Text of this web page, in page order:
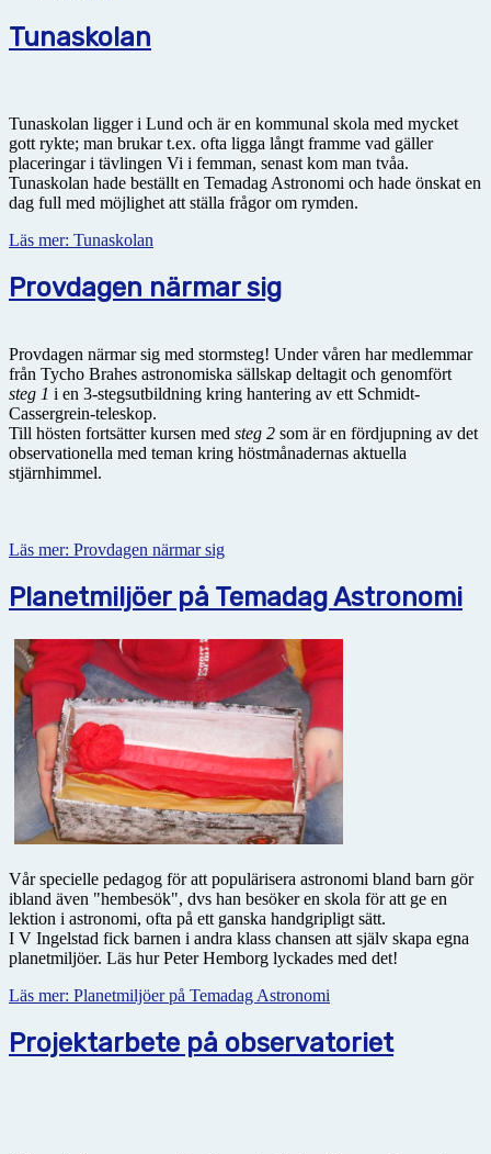
Tunaskolan
Tunaskolan ligger i Lund och är en kommunal skola med mycket
gott rykte; man brukar t.ex. ofta ligga långt framme vad gäller
placeringar i tävlingen Vi i femman, senast kom man tvåa.
Tunaskolan hade beställt en Temadag Astronomi och hade önskat en
dag full med möjlighet att ställa frågor om rymden.
Läs mer: Tunaskolan
Provdagen närmar sig
Provdagen närmar sig med stormsteg! Under våren har medlemmar
från Tycho Brahes astronomiska sällskap deltagit och genomfört
steg 1 i en 3-stegsutbildning kring hantering av ett Schmidt-
Cassergrein-teleskop.
Till hösten fortsätter kursen med steg 2 som är en fördjupning av det
observationella med teman kring höstmånadernas aktuella
stjärnhimmel.
Läs mer: Provdagen närmar sig
Planetmiljöer på Temadag Astronomi
Vår specielle pedagog för att populärisera astronomi bland barn gör
ibland även "hembesök", dvs han besöker en skola för att ge en
lektion i astronomi, ofta på ett ganska handgripligt sätt.
I V Ingelstad fick barnen i andra klass chansen att själv skapa egna
planetmiljöer. Läs hur Peter Hemborg lyckades med det!
Läs mer: Planetmiljöer på Temadag Astronomi
Projektarbete på observatoriet